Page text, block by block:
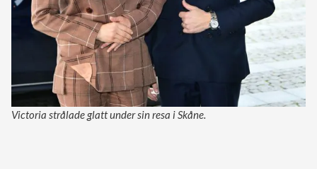
Victoria strålade glatt under sin resa i Skåne.